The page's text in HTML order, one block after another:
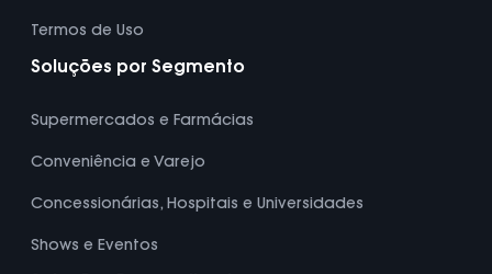
Termos de Uso
Soluções por Segmento
Supermercados e Farmácias
Conveniência e Varejo
Concessionárias, Hospitais e Universidades
Shows e Eventos